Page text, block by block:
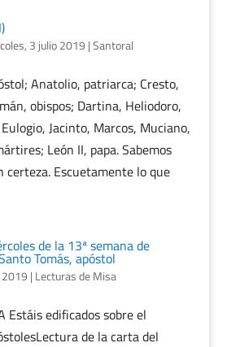
3 julio 2019 |Santoral
Anatolio, patriarca; Cresto,
obispos; Dartina, Heliodoro,
Jacinto, Marcos, Muciano,
León II, papa. Sabemos
certeza. Escuetamente lo que
de la 13ª semana de
Tomás, apóstol
2019 | Lecturas de Misa
Estáis edificados sobre el
de la carta del